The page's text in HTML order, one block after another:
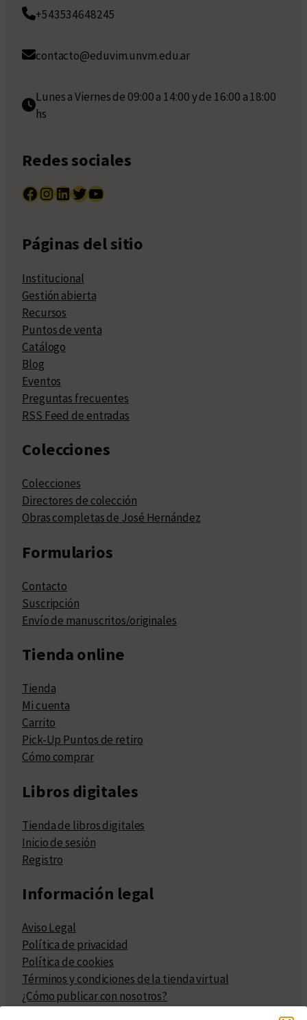
+543534648245
contacto@eduvim.unvm.edu.ar
Lunes a Viernes de 09:00 a 14:00 y de 16:00 a 18:00
hs
Redes sociales
Facebook InstagramLinkedIn Twitter YouTube
Páginas del sitio
Institucional
Gestión abierta
Recursos
Puntos de venta
Catálogo
Blog
Eventos
Preguntas frecuentes
RSS Feed de entradas
Colecciones
Colecciones
Directores de colección
Obras completas de José Hernández
Formularios
Contacto
Suscripción
Envío de manuscritos/originales
Tienda online
Tienda
Mi cuenta
Carrito
Pick-Up Puntos de retiro
Cómo comprar
Libros digitales
Tienda de libros digitales
Inicio de sesión
Registro
Información legal
Aviso Legal
Política de privacidad
Política de cookies
Términos y condiciones de la tienda virtual
¿Cómo publicar con nosotros?